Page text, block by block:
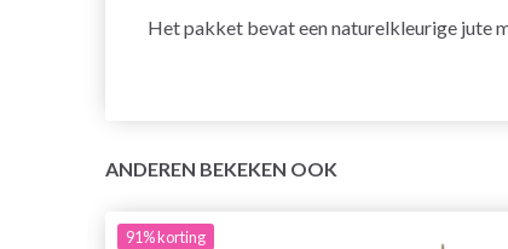
Het pakket bevat een naturelkleurige jute
ANDEREN BEKEKEN OOK
91%korting